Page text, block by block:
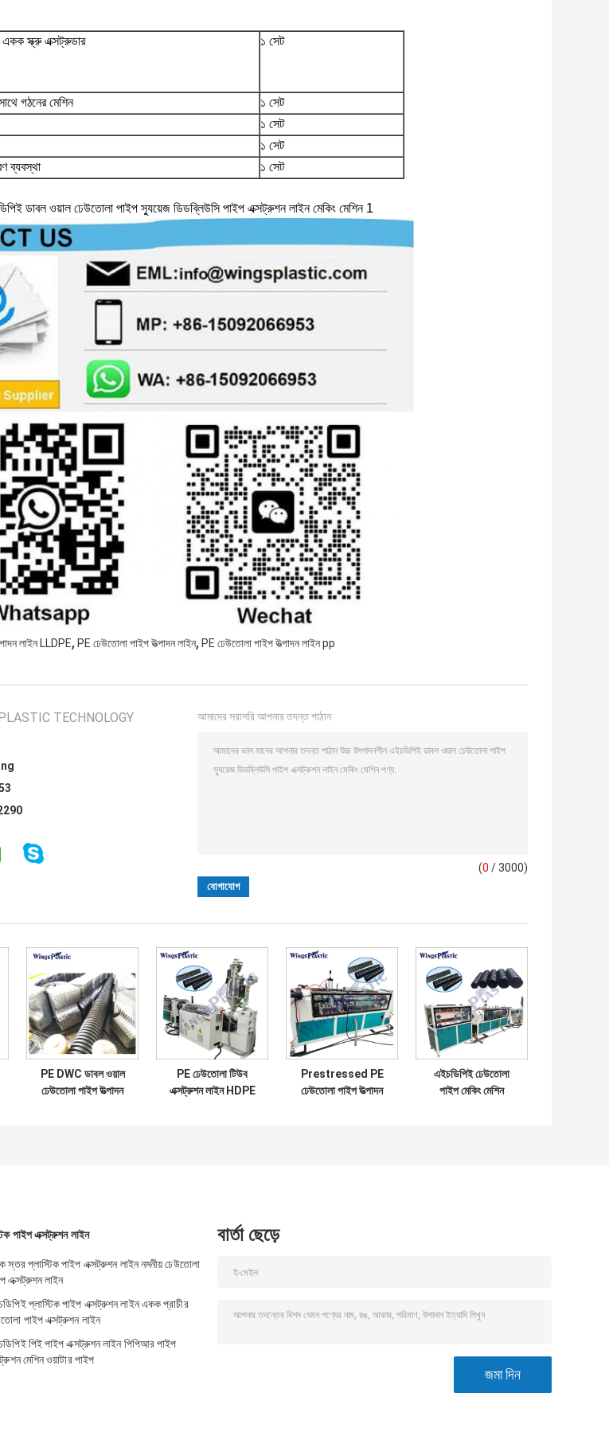
একক স্ক্রু এক্সট্রুডার
১ সেট
গঠনের মেশিন
১ সেট
১ সেট
১ সেট
ব্যবস্থা ১ সেট
লাইন LLDPE, PE ঢেউতোলা পাইপ উত্পাদন লাইন, PE ঢেউতোলা পাইপ উত্পাদন লাইন pp
TECHNOLOGY
আমাদের সরাসরি আপনার তদন্ত পাঠান
(0 / 3000)
PE DWC ডাবল ওয়াল
ঢেউতোলা পাইপ উত্পাদন
PE ঢেউতোলা টিউব
এক্সট্রুশন লাইন HDPE
Prestressed PE
ঢেউতোলা পাইপ উত্পাদন
এইচডিপিই ঢেউতোলা
পাইপ মেকিং মেশিন
পাইপ এক্সট্রুশন লাইন
স্তর প্লাস্টিক পাইপ এক্সট্রুশন লাইন নমনীয় ঢেউতোলা
এক্সট্রুশন লাইন
প্লাস্টিক পাইপ এক্সট্রুশন লাইন একক প্রাচীর
পাইপ এক্সট্রুশন লাইন
পিই পাইপ এক্সট্রুশন লাইন পিপিআর পাইপ
মেশিন ওয়াটার পাইপ
বার্তা ছেড়ে